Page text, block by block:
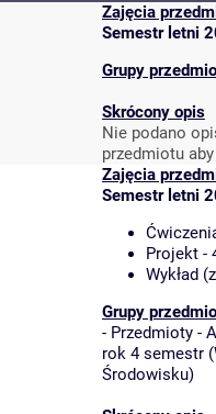
Zajęcia
Semestr letni
Grupy
Skrócony opis
Nie podano
przedmiotu
Zajęcia
Semestr letni
Projekt -
Wykład
Grupy
- Przedmioty -
rok 4 semestr (
Środowisku)